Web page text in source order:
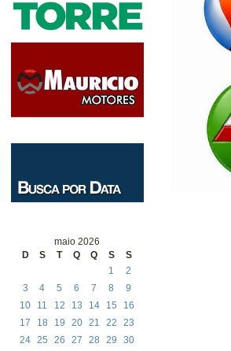
maio 2026
D
S T Q Q S S
1
2
3
4 5 6 7 8
9
10
11 12 13 14 15
16
17
18 19 20 21 22
23
24 25 26 27 28 29
30